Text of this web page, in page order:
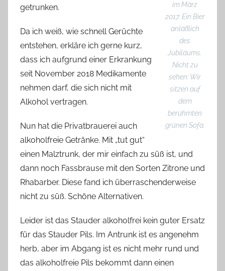
im März
2017. Ein Bier
anläßlich
des
Jubiläums.
Nicht zu
sehen: Wir
sitzen auf
dem
berühmten
grünen Sofa.
getrunken.
Da ich weiß, wie schnell Gerüchte
entstehen, erkläre ich gerne kurz,
dass ich aufgrund einer Erkrankung
seit November 2018 Medikamente
nehmen darf, die sich nicht mit
Alkohol vertragen.
Nun hat die Privatbrauerei auch
alkoholfreie Getränke. Mit „tut gut“
einen Malztrunk, der mir einfach zu süß ist, und
dann noch Fassbrause mit den Sorten Zitrone und
Rhabarber. Diese fand ich überraschenderweise
nicht zu süß. Schöne Alternativen.
Leider ist das Stauder alkoholfrei kein guter Ersatz
für das Stauder Pils. Im Antrunk ist es angenehm
herb, aber im Abgang ist es nicht mehr rund und
das alkoholfreie Pils bekommt dann einen